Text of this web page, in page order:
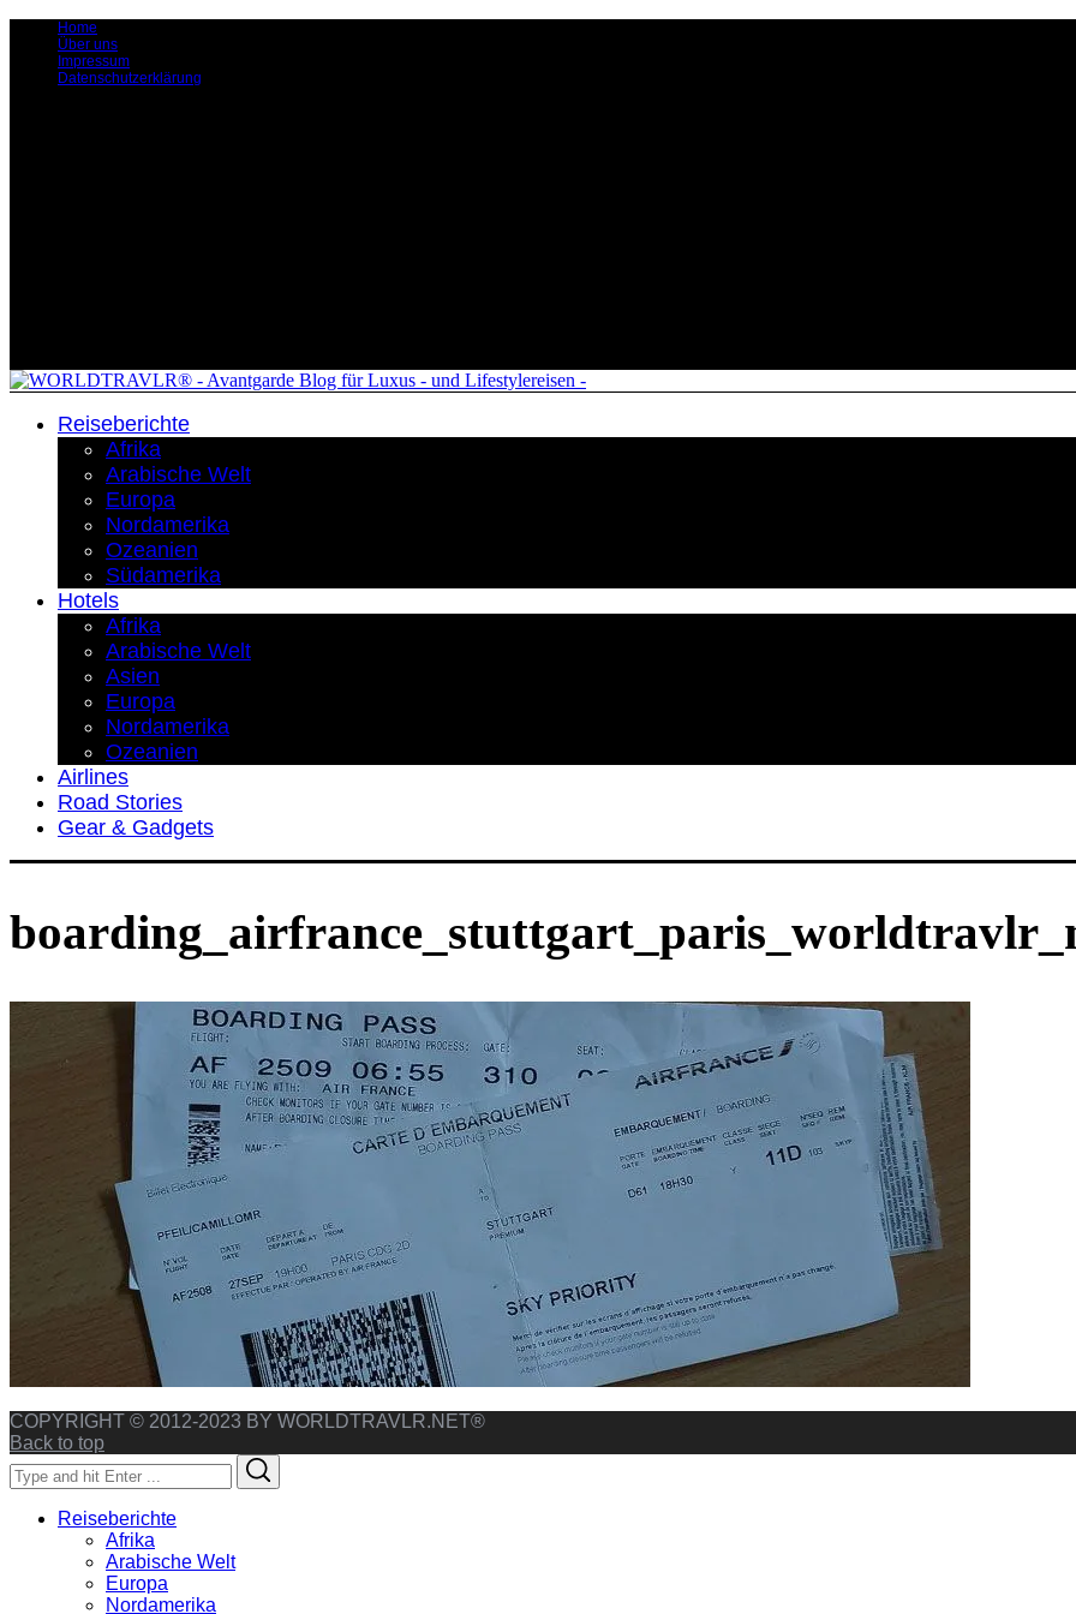
Home
Über uns
Impressum
Datenschutzerklärung
Reiseberichte
Afrika
Arabische Welt
Europa
Nordamerika
Ozeanien
Südamerika
Hotels
Afrika
Arabische Welt
Asien
Europa
Nordamerika
Ozeanien
Airlines
Road Stories
Gear & Gadgets
COPYRIGHT © 2012-2023 BY WORLDTRAVLR.NET®
Back to top
Search
for:
Reiseberichte
Afrika
Arabische Welt
Europa
Nordamerika